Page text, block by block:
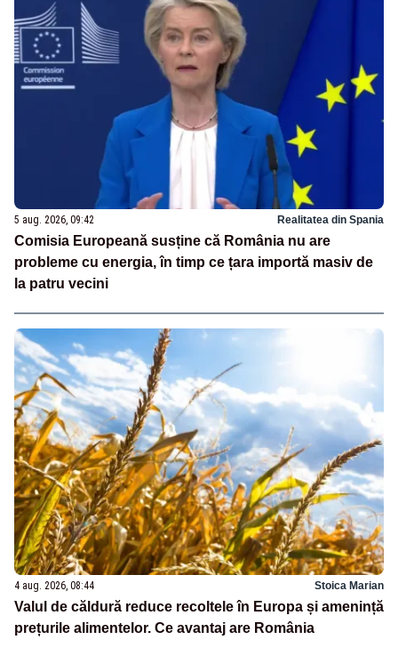
5 aug. 2026, 09:42 Realitatea din Spania
Comisia Europeană susține că România nu are
probleme cu energia, în timp ce țara importă masiv de
la patru vecini
4 aug. 2026, 08:44 Stoica Marian
Valul de căldură reduce recoltele în Europa și amenință
prețurile alimentelor. Ce avantaj are România